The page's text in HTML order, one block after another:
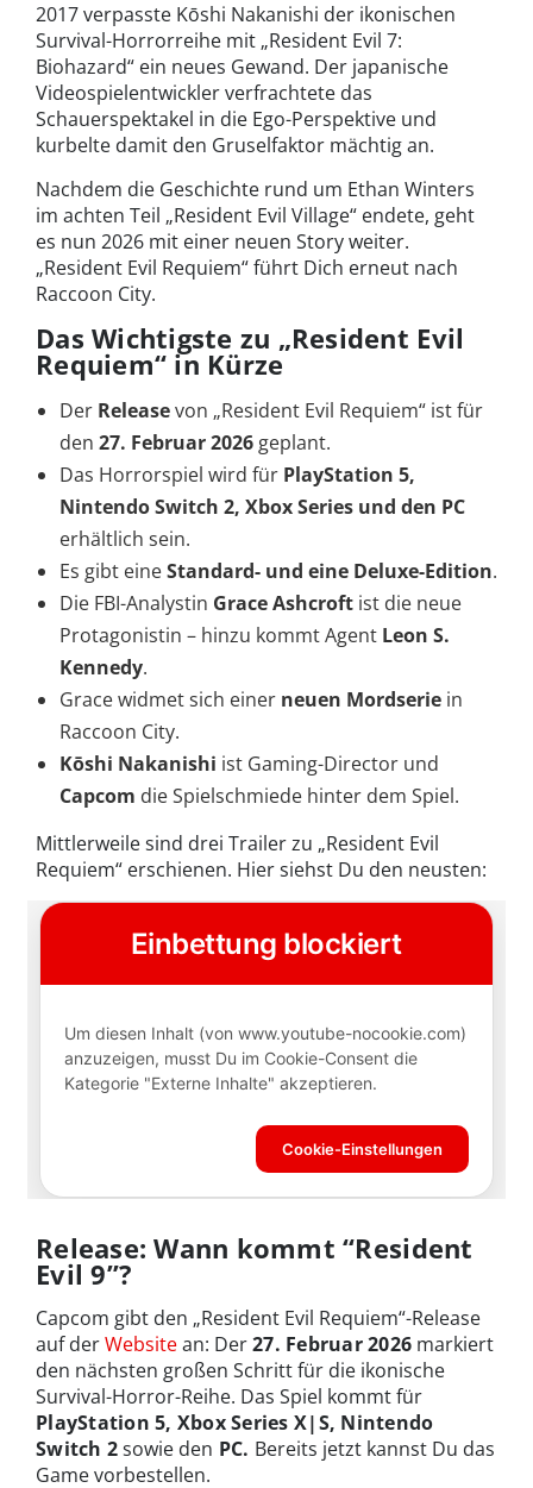
2017 verpasste Kōshi Nakanishi der ikonischen
Survival-Horrorreihe mit „Resident Evil 7:
Biohazard“ ein neues Gewand. Der japanische
Videospielentwickler verfrachtete das
Schauerspektakel in die Ego-Perspektive und
kurbelte damit den Gruselfaktor mächtig an.
Nachdem die Geschichte rund um Ethan Winters
im achten Teil „Resident Evil Village“ endete, geht
es nun 2026 mit einer neuen Story weiter.
„Resident Evil Requiem“ führt Dich erneut nach
Raccoon City.
Das Wichtigste zu „Resident Evil
Requiem“ in Kürze
Der Releasevon „Resident Evil Requiem“ ist für
den 27. Februar 2026 geplant.
Das Horrorspiel wird für PlayStation 5,
Nintendo Switch 2, Xbox Series und den PC
erhältlich sein.
Es gibt eineStandard- und eine Deluxe-Edition.
Die FBI-Analystin Grace Ashcroft ist die neue
Protagonistin – hinzu kommt Agent Leon S.
Kennedy.
Grace widmet sich einer neuen Mordserie in
Raccoon City.
Kōshi Nakanishi ist Gaming-Director und
Capcom die Spielschmiede hinter dem Spiel.
Mittlerweile sind drei Trailer zu „Resident Evil
Requiem“ erschienen. Hier siehst Du den neusten:
Release: Wann kommt “Resident
Evil 9”?
Capcom gibt den „Resident Evil Requiem“-Release
auf derWebsitean: Der27. Februar 2026 markiert
den nächsten großen Schritt für die ikonische
Survival-Horror-Reihe. Das Spiel kommt für
PlayStation 5, Xbox Series X|S, Nintendo
Switch 2sowie den PC. Bereits jetzt kannst Du das
Game vorbestellen.